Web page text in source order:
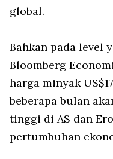
global.
Bahkan pada level
Bloomberg
harga minyak
beberapa bulan
tinggi di AS dan
pertumbuhan